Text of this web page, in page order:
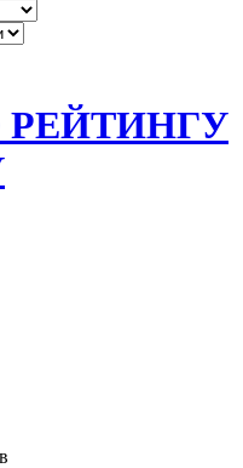
РЕЙТИНГУ